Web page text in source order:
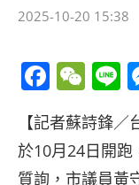
2025-10-20 15:38
【記者蘇詩鋒
於10月24日開
質詢，市議員黃